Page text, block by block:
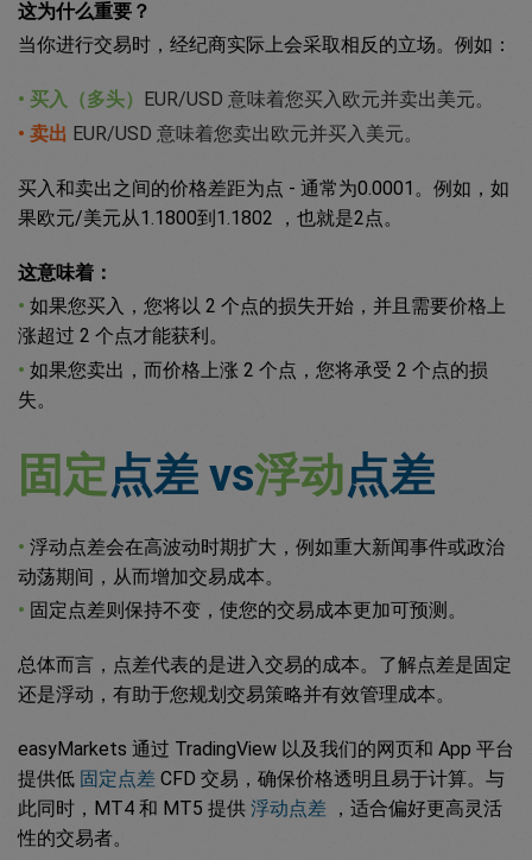
这为什么重要？
当你进行交易时，经纪商实际上会采取相反的立场。例如：
• 买入（多头）
EUR/USD 意味着您买入欧元并卖出美元。
• 卖出 EUR/USD 意味着您卖出欧元并买入美元。
买入和卖出之间的价格差距为点 - 通常为0.0001。例如，如
果欧元/美元从1.1800到1.1802 ，也就是2点。
这意味着：
• 如果您买入，您将以 2 个点的损失开始，并且需要价格上
涨超过 2 个点才能获利。
• 如果您卖出，而价格上涨 2 个点，您将承受 2 个点的损
失。
固定点差 vs浮动点差
• 浮动点差会在高波动时期扩大，例如重大新闻事件或政治
动荡期间，从而增加交易成本。
• 固定点差则保持不变，使您的交易成本更加可预测。
总体而言，点差代表的是进入交易的成本。了解点差是固定
还是浮动，有助于您规划交易策略并有效管理成本。
easyMarkets 通过 TradingView 以及我们的网页和 App 平台
提供低 固定点差 CFD 交易，确保价格透明且易于计算。与
此同时，MT4 和 MT5 提供 浮动点差 ，适合偏好更高灵活
性的交易者。